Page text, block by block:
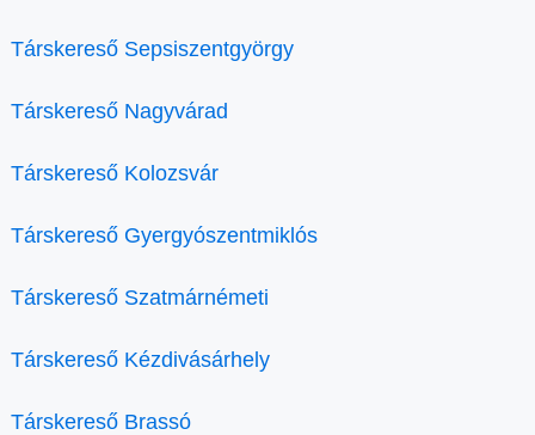
Társkereső Sepsiszentgyörgy
Társkereső Nagyvárad
Társkereső Kolozsvár
Társkereső Gyergyószentmiklós
Társkereső Szatmárnémeti
Társkereső Kézdivásárhely
Társkereső Brassó